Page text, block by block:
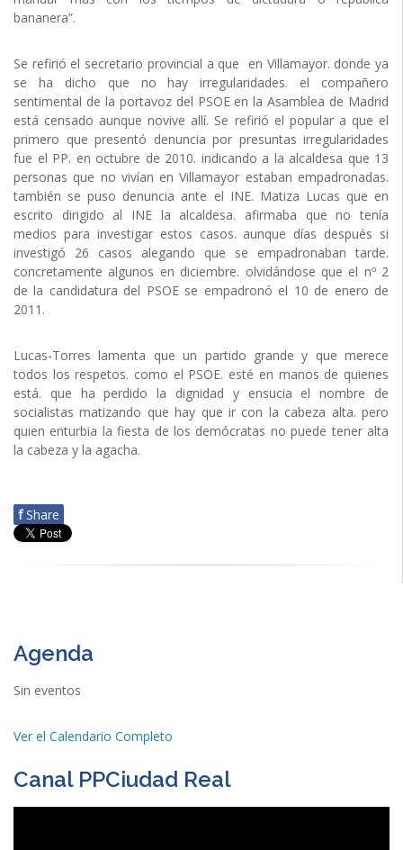
bananera”.
Se refirió el secretario provincial a que en Villamayor. donde ya
se ha dicho que no hay irregularidades. el compañero
sentimental de la portavoz del PSOE en la Asamblea de Madrid
está censado aunque novive allí. Se refirió el popular a que el
primero que presentó denuncia por presuntas irregularidades
fue el PP. en octubre de 2010. indicando a la alcaldesa que 13
personas que no vivían en Villamayor estaban empadronadas.
también se puso denuncia ante el INE. Matiza Lucas que en
escrito dirigido al INE la alcaldesa. afirmaba que no tenía
medios para investigar estos casos. aunque días después si
investigó 26 casos alegando que se empadronaban tarde.
concretamente algunos en diciembre. olvidándose que el nº 2
de la candidatura del PSOE se empadronó el 10 de enero de
2011.
Lucas-Torres lamenta que un partido grande y que merece
todos los respetos. como el PSOE. esté en manos de quienes
está. que ha perdido la dignidad y ensucia el nombre de
socialistas matizando que hay que ir con la cabeza alta. pero
quien enturbia la fiesta de los demócratas no puede tener alta
la cabeza y la agacha.
f Share
Agenda
Sin eventos
Ver el Calendario Completo
Canal PPCiudad Real